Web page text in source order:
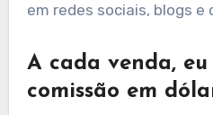
em redes sociais, blogs e
A cada venda, eu
comissão em